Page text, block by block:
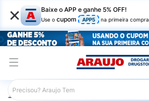
× Baixe o APP e ganhe 5% OFF!
Use o cupom APP5 na primeira compra
Araujo Medicamentos